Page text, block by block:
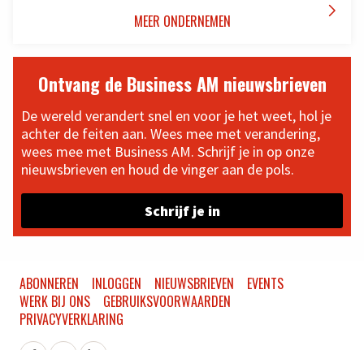
MEER ONDERNEMEN 
Ontvang de Business AM nieuwsbrieven
De wereld verandert snel en voor je het weet, hol je
achter de feiten aan. Wees mee met verandering,
wees mee met Business AM. Schrijf je in op onze
nieuwsbrieven en houd de vinger aan de pols.
Schrijf je in
ABONNEREN INLOGGEN NIEUWSBRIEVEN
EVENTS
WERK BIJ ONS
GEBRUIKSVOORWAARDEN
PRIVACYVERKLARING